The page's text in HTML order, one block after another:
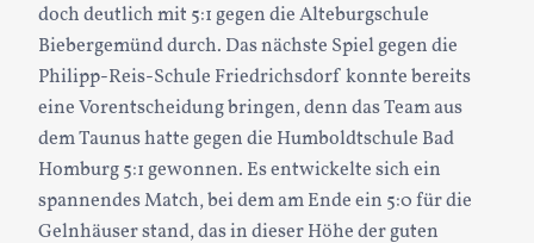
doch deutlich mit 5:1 gegen die Alteburgschule
Biebergemünd durch. Das nächste Spiel gegen die
Philipp-Reis-Schule Friedrichsdorf konnte bereits
eine Vorentscheidung bringen, denn das Team aus
dem Taunus hatte gegen die Humboldtschule Bad
Homburg 5:1 gewonnen. Es entwickelte sich ein
spannendes Match, bei dem am Ende ein 5:0 für die
Gelnhäuser stand, das in dieser Höhe der guten